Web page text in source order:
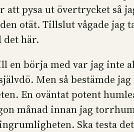
pysa ut övertrycket så
otät. Tillslut vågade jag
det här.
en börja med var jag
Men så bestämde
En oväntat potent
månad innan jag
Ska testa